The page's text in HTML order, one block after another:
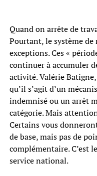
Quand on arrête de
Pourtant, le système
exceptions. Ces «
continuer à accumuler
activité. Valérie
qu’il s’agit d’un
indemnisé ou un arrêt
catégorie. Mais
Certains vous
de base, mais pas de
complémentaire. C’est
service national.